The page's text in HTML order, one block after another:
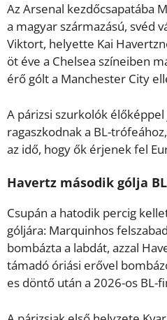
Az Arsenal kezdőcsapatába
a magyar származású, svéd
Viktort, helyette Kai
öt éve a Chelsea színeiben
érő gólt a Manchester City
A párizsi szurkolók
ragaszkodnak a BL-
az idő, hogy ők érjenek fel
Havertz második gólja
Csupán a hatodik percig
góljára: Marquinhos
bombázta a labdát, azzal
támadó óriási erővel
es döntő után a 2026-os BL-